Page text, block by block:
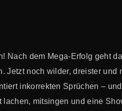
dem Mega-Erfolg geht
Jetzt noch wilder, dreister und
inkorrekten Sprüchen –
mitsingen und eine